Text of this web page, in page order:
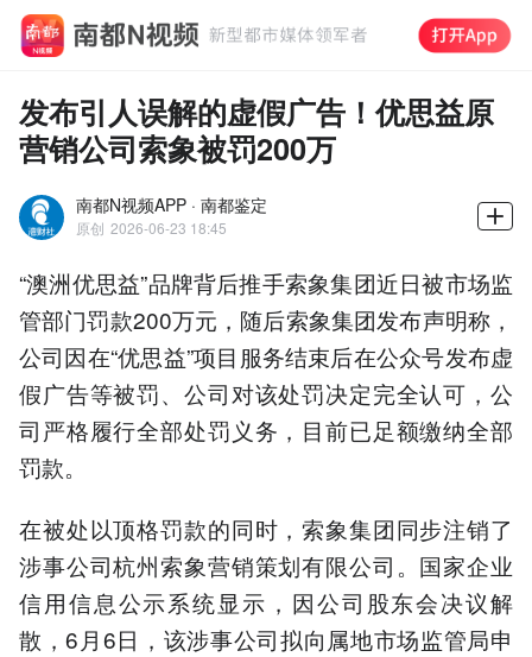
发布引人误解的虚假广告！优思益原
营销公司索象被罚200万
南都N视频APP · 南都鉴定
原创 2026-06-23 18:45
“澳洲优思益”品牌背后推手索象集团近日被市场监
管部门罚款200万元，随后索象集团发布声明称，
公司因在“优思益”项目服务结束后在公众号发布虚
假广告等被罚、公司对该处罚决定完全认可，公
司严格履行全部处罚义务，目前已足额缴纳全部
罚款。
在被处以顶格罚款的同时，索象集团同步注销了
涉事公司杭州索象营销策划有限公司。国家企业
信用信息公示系统显示，因公司股东会决议解
散，6月6日，该涉事公司拟向属地市场监管局申